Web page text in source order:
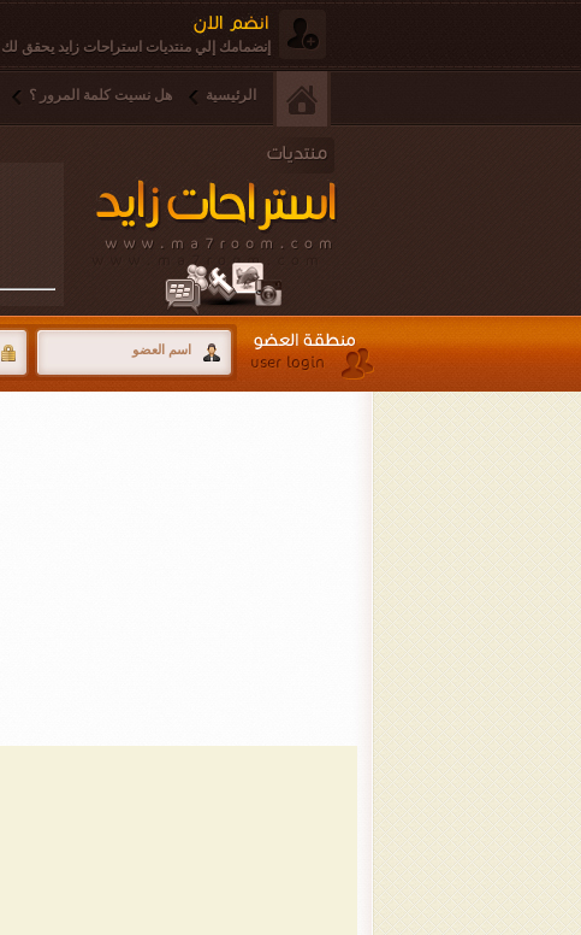
إنضمامك إلي منتديات استراحات زايد يحقق
الرئيسية هل نسيت كلمة المرور ؟